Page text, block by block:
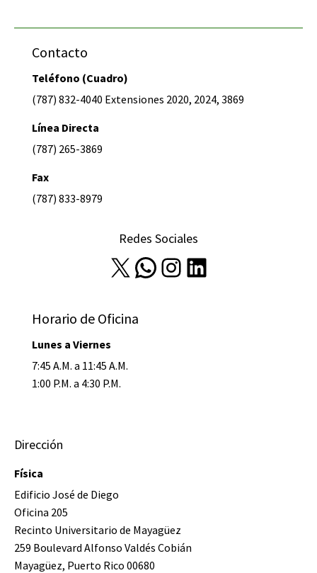
Contacto
Teléfono (Cuadro)
(787) 832-4040 Extensiones 2020, 2024, 3869
Línea Directa
(787) 265-3869
Fax
(787) 833-8979
Redes Sociales
X WhatsApp Instagram LinkedIn
Horario de Oficina
Lunes a Viernes
7:45 A.M. a 11:45 A.M.
1:00 P.M. a 4:30 P.M.
Dirección
Física
Edificio José de Diego
Oficina 205
Recinto Universitario de Mayagüez
259 Boulevard Alfonso Valdés Cobián
Mayagüez, Puerto Rico 00680